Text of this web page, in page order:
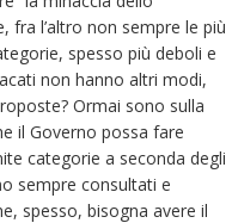
fra l’altro non sempre le più
spesso più deboli e
non hanno altri modi,
Ormai sono sulla
il Governo possa fare
categorie a seconda degli
sempre consultati e
spesso, bisogna avere il